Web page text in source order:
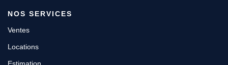
NOS SERVICES
Ventes
Locations